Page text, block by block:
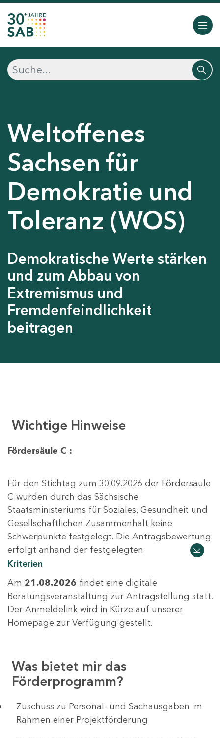
Weltoffenes
Sachsen für
Demokratie und
Toleranz (WOS)
Demokratische Werte stärken
und zum Abbau von
Extremismus und
Fremdenfeindlichkeit
beitragen
Wichtige Hinweise
Fördersäule C :
Für den Stichtag zum 30.09.2026 der Fördersäule
C wurden durch das Sächsische
Staatsministeriums für Soziales, Gesundheit und
Gesellschaftlichen Zusammenhalt keine
Schwerpunkte festgelegt. Die Antragsbewertung
erfolgt anhand der festgelegten
Kriterien
Am 21.08.2026 findet eine digitale
Beratungsveranstaltung zur Antragstellung statt.
Der Anmeldelink wird in Kürze auf unserer
Homepage zur Verfügung gestellt.
Was bietet mir das
Förderprogramm?
Zuschuss zu Personal- und Sachausgaben im
Rahmen einer Projektförderung